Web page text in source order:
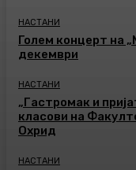
НАСТАНИ
Голем концерт на
декември
НАСТАНИ
„Гастромак и
класови на
Охрид
НАСТАНИ